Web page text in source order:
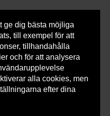
ge dig bästa möjliga
till exempel för att
tillhandahålla
och för att analysera
alla cookies, men
efter dina
0 varorSnabborder
>
>
Reducerventil AT
50